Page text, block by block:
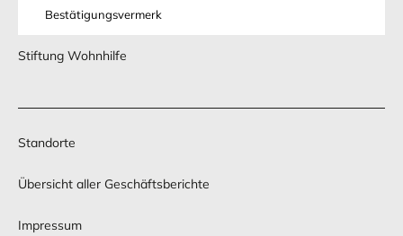
Bestätigungsvermerk
Stiftung Wohnhilfe
Standorte
Übersicht aller Geschäftsberichte
Impressum